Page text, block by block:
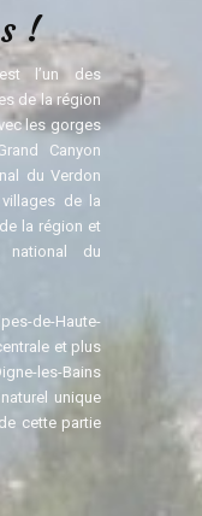
!
est l’un des
de la région
les gorges
Canyon
du Verdon
de la
la région et
du
de-Haute-
et plus
les-Bains
unique
cette partie